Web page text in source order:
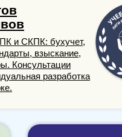
и СКПК: бухучет,
взыскание,
Консультации
разработка